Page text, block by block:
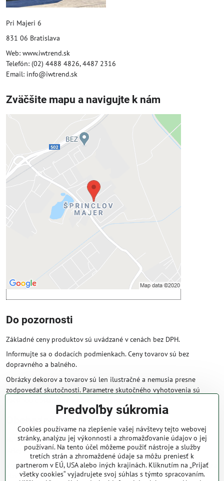
Pri Majeri 6
831 06 Bratislava
Web: www.iwtrend.sk
Telefón: (02) 4488 4826, 4487 2316
Email: info@iwtrend.sk
Zväčšite mapu a navigujte k nám
Externý obsah je blokovaný
Prajete si načítať externý obsah?
Povoliť tentokrát
Povoliť a zapamätať - súhlas s druhom
cookie: Funkčné
Otvoriť obsah v novom okne
Do pozornosti
Základné ceny produktov sú uvádzané v cenách bez DPH.
Informujte sa o dodacích podmienkach. Ceny tovarov sú bez
dopravného a balného.
Obrázky dekorov a tovarov sú len ilustračné a nemusia presne
zodpovedať skutočnosti. Parametre skutočného vyhotovenia sú
Obchodné podmienky
Naše obchodné podmienky zaručujú bezproblémové spracovanie
Vašej zakázky online.
V prípade, že máte s nami už dojednané obchodné podmienky, ceny a
zľavy z minulosti, platia tie, ktoré sú pre Vás výhodnejšie.
Predvoľby súkromia
Cookies používame na zlepšenie vašej návštevy tejto webovej
stránky, analýzu jej výkonnosti a zhromažďovanie údajov o jej
používaní. Na tento účel môžeme použiť nástroje a služby
tretích strán a zhromaždené údaje sa môžu preniesť k
partnerom v EÚ, USA alebo iných krajinách. Kliknutím na „Prijať
všetky cookies“ vyjadrujete svoj súhlas s týmto spracovaním.